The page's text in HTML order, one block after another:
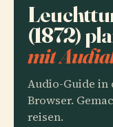
(1872)
mit
Audio-Guide in
Browser.
reisen.